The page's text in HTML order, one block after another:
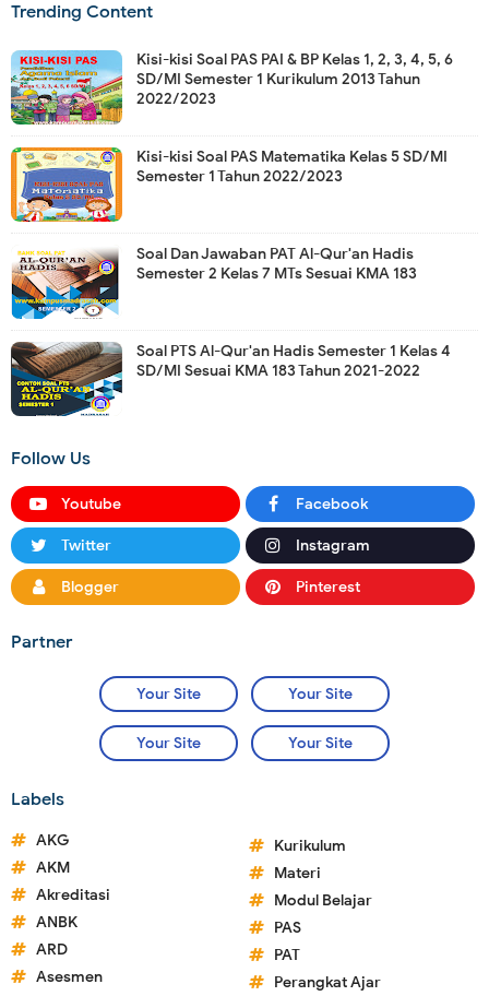
Trending Content
Kisi-kisi Soal PAS PAI & BP Kelas 1, 2, 3, 4, 5, 6
SD/MI Semester 1 Kurikulum 2013 Tahun
2022/2023
Kisi-kisi Soal PAS Matematika Kelas 5 SD/MI
Semester 1 Tahun 2022/2023
Soal Dan Jawaban PAT Al-Qur'an Hadis
Semester 2 Kelas 7 MTs Sesuai KMA 183
Soal PTS Al-Qur'an Hadis Semester 1 Kelas 4
SD/MI Sesuai KMA 183 Tahun 2021-2022
Follow Us
Youtube Facebook
Twitter Instagram
Blogger Pinterest
Partner
Your Site Your Site
Your Site Your Site
Labels
AKG
AKM
Akreditasi
ANBK
ARD
Asesmen
Kurikulum
Materi
Modul Belajar
PAS
PAT
Perangkat Ajar